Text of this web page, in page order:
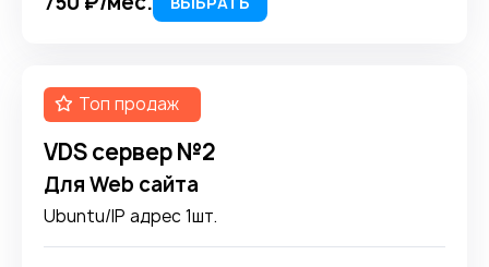
VDS сервер №2
Для Web сайта
Ubuntu/IP адрес 1шт.
Топ продаж